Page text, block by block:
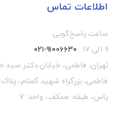
اطلاعات تماس
ساعت پاسخ‌گویی
۹ الی ۱۷ :
۹۱۰۰۶۶۳۰-۰۲۱
تهران، فاطمی، خیابان دکتر
یاس، طبقه: همکف، واحد: 7